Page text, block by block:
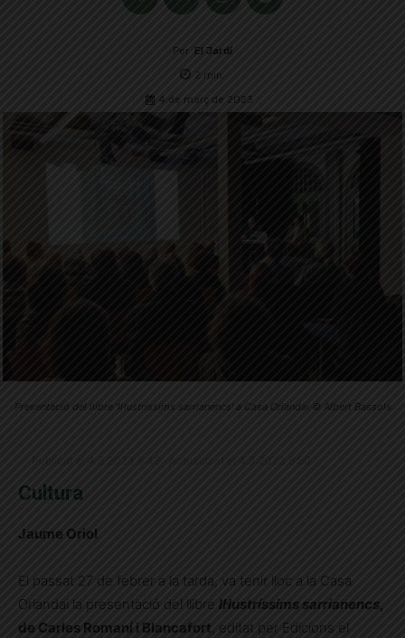
Per El Jardí
2 min.
4 de març de 2023
Presentació del llibre 'Il·lustríssims sarrianencs' a Casa Orlandai © Albert Bassols
Cultura
Jaume Oriol
El passat 27 de febrer a la tarda, va tenir lloc a la Casa
Orlandai la presentació del llibre Il·lustríssims sarrianencs,
de Carles Romaní i Blancafort , editat per Edicions el